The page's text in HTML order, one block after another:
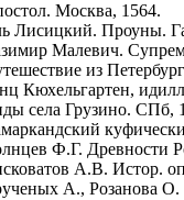
Москва, 1564.
Лисицкий. Проуны.
Малевич.
из
Кюхельгартен,
села Грузино. СПб,
Ф.Г. Древности
А.В. Истор.
А., Розанова О.